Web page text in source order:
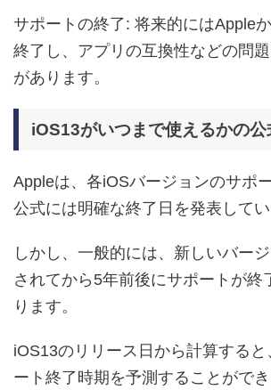
サポートの終了: 将来的にはApple
終了し、アプリの互換性などの問
があります。
iOS13がいつまで使えるかの公
Appleは、各iOSバージョンのサポ
公式には明確な終了日を発表してい
しかし、一般的には、新しいバー
されてから5年前後にサポートが終
ります。
iOS13のリリース日から計算する
ート終了時期を予測することができ